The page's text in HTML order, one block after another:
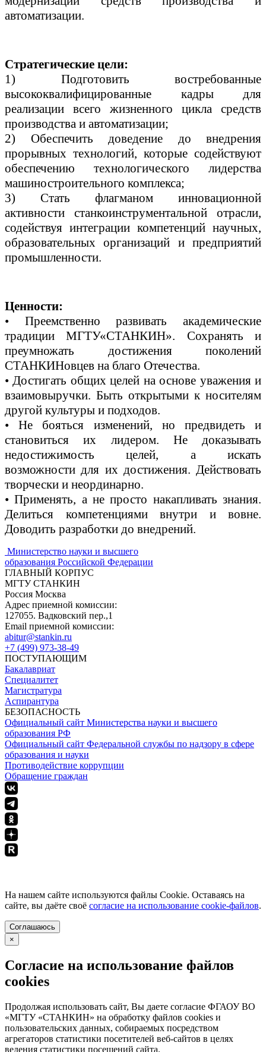
автоматизации.
Стратегические цели:
1) Подготовить востребованные
высококвалифицированные кадры для
реализации всего жизненного цикла средств
производства и автоматизации;
2) Обеспечить доведение до внедрения
прорывных технологий, которые содействуют
обеспечению технологического лидерства
машиностроительного комплекса;
3) Стать флагманом инновационной
активности станкоинструментальной отрасли,
содействуя интеграции компетенций научных,
образовательных организаций и предприятий
промышленности.
Ценности:
• Преемственно развивать академические
традиции МГТУ«СТАНКИН». Сохранять и
преумножать достижения поколений
СТАНКИНовцев на благо Отечества.
• Достигать общих целей на основе уважения и
взаимовыручки. Быть открытыми к носителям
другой культуры и подходов.
• Не бояться изменений, но предвидеть и
становиться их лидером. Не доказывать
недостижимость целей, а искать
возможностидля их достижения. Действовать
творчески и неординарно.
• Применять, а не просто накапливать знания.
Делиться компетенциями внутри и вовне.
Доводить разработки до внедрений.
Министерство науки и высшего
образования Российской Федерации
ГЛАВНЫЙ КОРПУС
МГТУ СТАНКИН
Россия Москва
Адрес приемной комиссии:
127055. Вадковский пер.,1
Email приемной комиссии:
abitur@stankin.ru
+7 (499) 973-38-49
ПОСТУПАЮЩИМ
Бакалавриат
Специалитет
Магистратура
Аспирантура
БЕЗОПАСНОСТЬ
Официальный сайт Министерства науки и высшего
образования РФ
Официальный сайт Федеральной службы по надзору в сфере
образования и науки
Противодействие коррупции
Обращение граждан
На нашем сайте используются файлы Cookie. Оставаясь на
сайте, вы даёте своё согласие на использование cookie-файлов.
Соглашаюсь
×
Согласие на использование файлов
cookies
Продолжая использовать сайт, Вы даете согласие ФГАОУ ВО
«МГТУ «СТАНКИН» на обработку файлов cookies и
пользовательских данных, собираемых посредством
агрегаторов статистики посетителей веб-сайтов в целях
ведения статистики посещений сайта.